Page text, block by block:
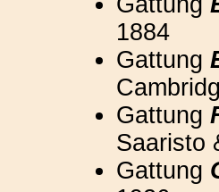
1884
Gattung
Gattung
Saaristo
Gattung